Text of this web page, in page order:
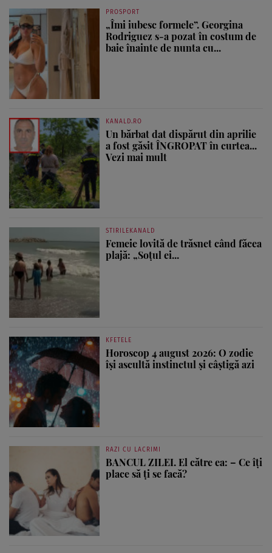
PROSPORT
„Îmi iubesc formele”. Georgina
Rodriguez s-a pozat în costum de
baie înainte de nunta cu...
KANALD.RO
Un bărbat dat dispărut din aprilie
a fost găsit ÎNGROPAT în curtea...
Vezi mai mult
STIRILEKANALD
Femeie lovită de trăsnet când făcea
plajă: „Soțul ei...
KFETELE
Horoscop 4 august 2026: O zodie
își ascultă instinctul și câștigă azi
RAZI CU LACRIMI
BANCUL ZILEI. El către ea: – Ce îți
place să ți se facă?